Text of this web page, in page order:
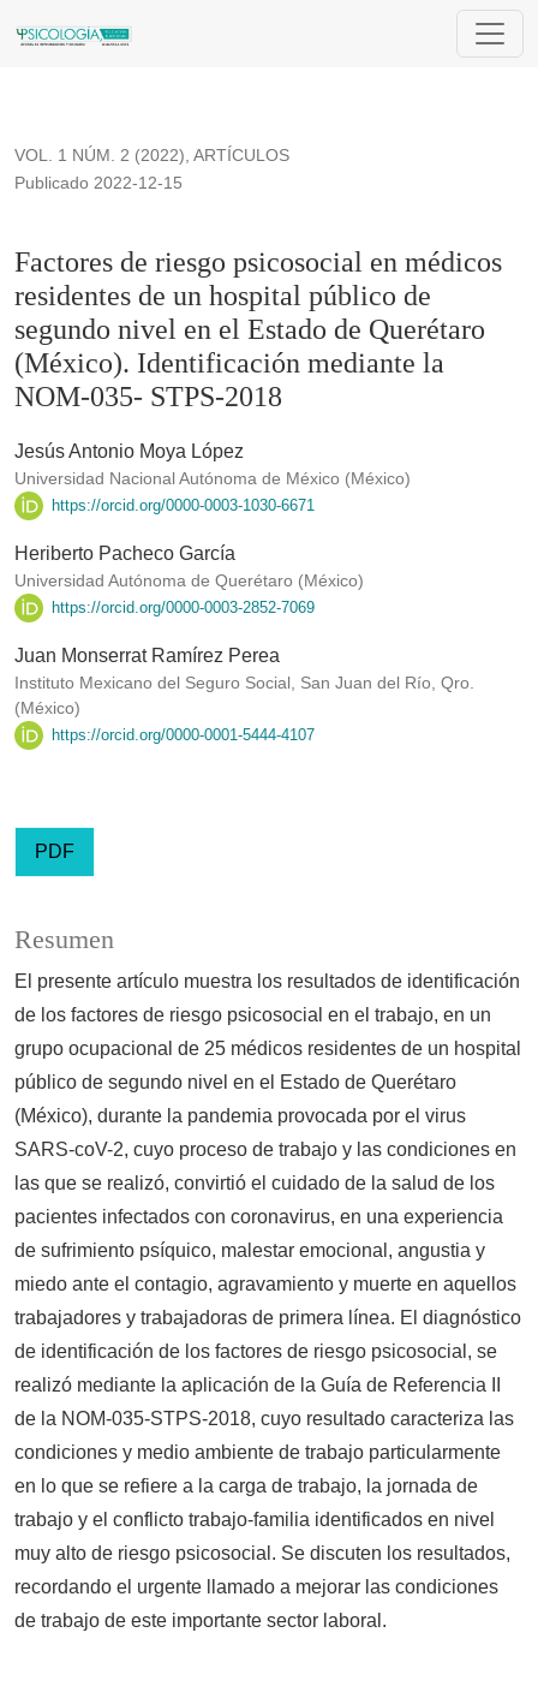
Factores de riesgo psicosocial en médicos residentes de
VOL. 1 NÚM. 2 (2022), ARTÍCULOS
Factores de riesgo psicosocial en médicos
residentes de un hospital público de
segundo nivel en el Estado de Querétaro
(México). Identificación mediante la
NOM-035- STPS-2018
Publicado 2022-12-15
Jesús Antonio Moya López
Universidad Nacional Autónoma de México (México)
https://orcid.org/0000-0003-1030-6671
Heriberto Pacheco García
Universidad Autónoma de Querétaro (México)
https://orcid.org/0000-0003-2852-7069
Juan Monserrat Ramírez Perea
Instituto Mexicano del Seguro Social, San Juan del Río, Qro.
(México)
https://orcid.org/0000-0001-5444-4107
PDF
Resumen
El presente artículo muestra los resultados de identificación
de los factores de riesgo psicosocial en el trabajo, en un
grupo ocupacional de 25 médicos residentes de un hospital
público de segundo nivel en el Estado de Querétaro
(México), durante la pandemia provocada por el virus
SARS-coV-2, cuyo proceso de trabajo y las condiciones en
las que se realizó, convirtió el cuidado de la salud de los
pacientes infectados con coronavirus, en una experiencia
de sufrimiento psíquico, malestar emocional, angustia y
miedo ante el contagio, agravamiento y muerte en aquellos
trabajadores y trabajadoras de primera línea. El diagnóstico
de identificación de los factores de riesgo psicosocial, se
realizó mediante la aplicación de la Guía de Referencia II
de la NOM-035-STPS-2018, cuyo resultado caracteriza las
condiciones y medio ambiente de trabajo particularmente
en lo que se refiere a la carga de trabajo, la jornada de
trabajo y el conflicto trabajo-familia identificados en nivel
muy alto de riesgo psicosocial. Se discuten los resultados,
recordando el urgente llamado a mejorar las condiciones
de trabajo de este importante sector laboral.